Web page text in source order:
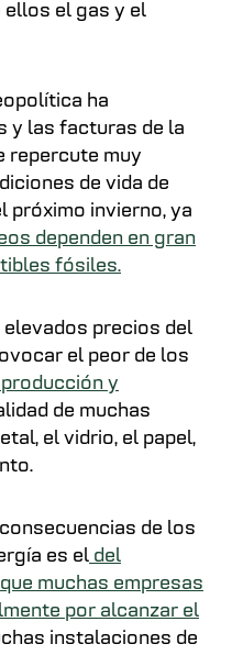
el gas y el
ha
y las facturas de la
repercute muy
de vida de
próximo invierno, ya
dependen en gran
fósiles.
precios del
el peor de los
y
de muchas
el vidrio, el papel,
de los
es el del
muchas empresas
por alcanzar el
instalaciones de